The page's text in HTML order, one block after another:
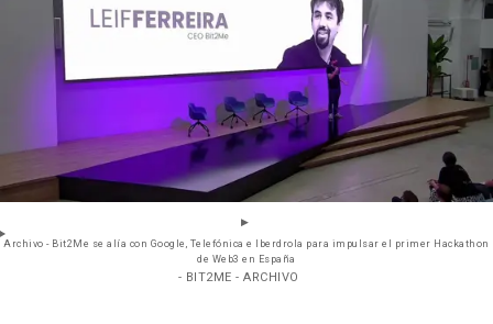
Archivo - Bit2Me se alía con Google, Telefónica e Iberdrola para impulsar el primer Hackathon
de Web3 en España
- BIT2ME - ARCHIVO